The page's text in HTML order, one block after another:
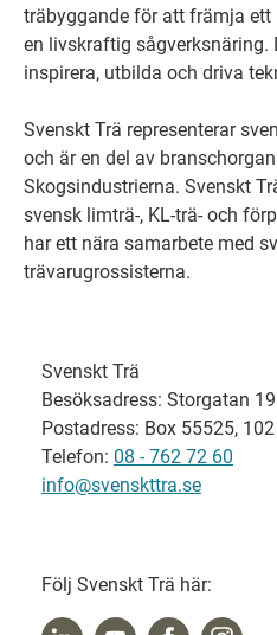
träbyggande för att främja
en livskraftig sågverksnäring.
inspirera, utbilda och driva
Svenskt Trä representerar
och är en del av
Skogsindustrierna. Svenskt
svensk limträ-, KL-trä- och
har ett nära samarbete med
trävarugrossisterna.
Svenskt Trä
Besöksadress: Storgatan 19
Postadress: Box 55525,
Telefon: 08 - 762 72 60
info@svenskttra.se
Följ Svenskt Trä här: